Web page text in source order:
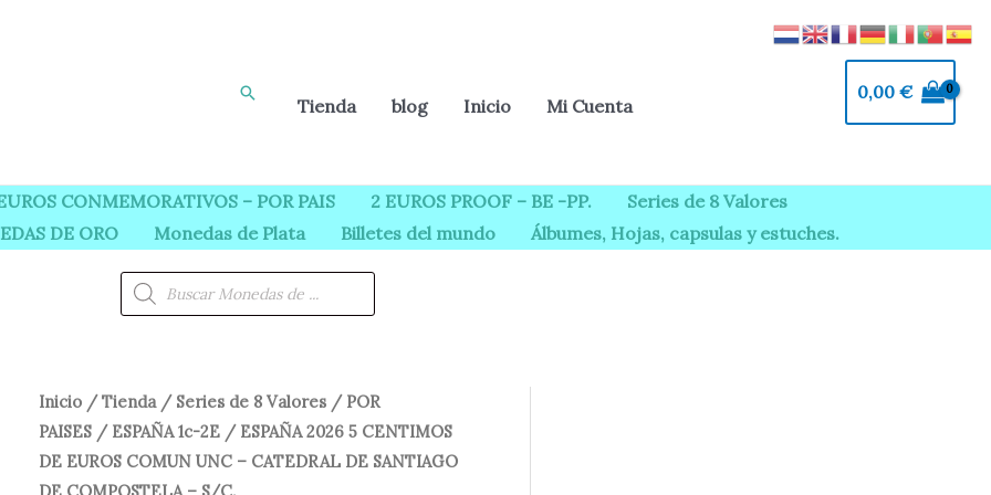
BuscarTienda blog Inicio Mi Cuenta
0,00 €
CONMEMORATIVOS – POR PAIS 2 EUROS PROOF – BE -PP.
Series de 8 Valores
DE ORO Monedas de Plata Billetes del mundo Álbumes, Hojas, capsulas y estuches.
Búsqueda
de
productos
Inicio/Tienda/ Series de 8 Valores/ POR
PAISES/ ESPAÑA 1c-2E/ ESPAÑA 2026 5 CENTIMOS
DE EUROS COMUN UNC – CATEDRAL DE SANTIAGO
El
precio
El
precio